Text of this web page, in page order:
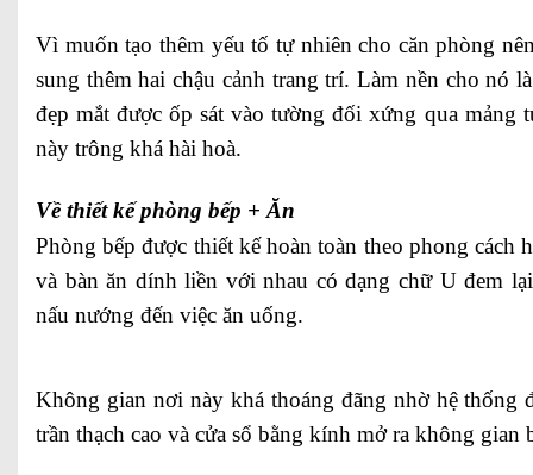
Vì muốn tạo thêm yếu tố tự nhiên cho căn phòng
sung thêm hai chậu cảnh trang trí. Làm nền cho nó
đẹp mắt được ốp sát vào tường đối xứng qua
này trông khá hài hoà.
Về thiết kế phòng bếp + Ăn
Phòng bếp được thiết kế hoàn toàn theo phong
và bàn ăn dính liền với nhau có dạng chữ U đem
nấu nướng đến việc ăn uống.
Không gian nơi này khá thoáng đãng nhờ hệ thống
trần thạch cao và cửa sổ bằng kính mở ra không gian